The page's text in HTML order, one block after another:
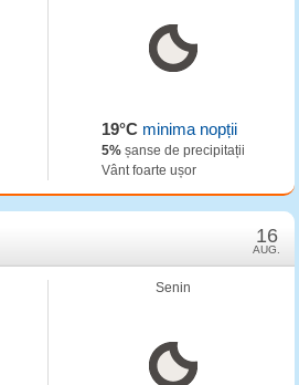
19°Cminima nopții
5%șanse de precipitații
Vânt foarte ușor
16
AUG.
Senin